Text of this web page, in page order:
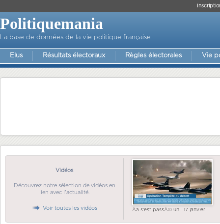
Politiquemania
La base de données de la vie politique française
Elus Résultats électoraux Règles électorales Vie
Vidéos
Découvrez notre sélection de vidéos en
lien avec l'actualité.
Voir toutes les vidéos Ãa s'est passÃ© un... 17 janvier